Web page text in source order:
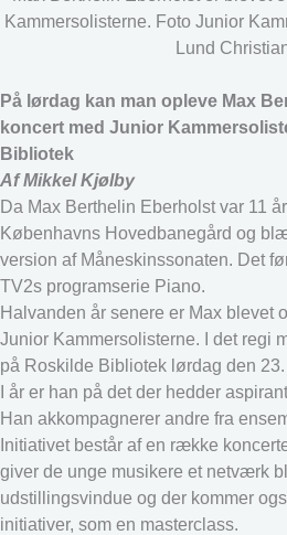
Kammersolisterne. Foto Junior
Lund
På lørdag kan man opleve Max
koncert med Junior
Bibliotek
Af Mikkel Kjølby
Da Max Berthelin Eberholst var 11
Københavns Hovedbanegård og
version af Måneskinssonaten. Det
TV2s programserie Piano.
Halvanden år senere er Max blevet
Junior Kammersolisterne. I det regi
på Roskilde Bibliotek lørdag den
I år er han på det der hedder
Han akkompagnerer andre fra
Initiativet består af en række
giver de unge musikere et netværk
udstillingsvindue og der kommer
initiativer, som en masterclass.